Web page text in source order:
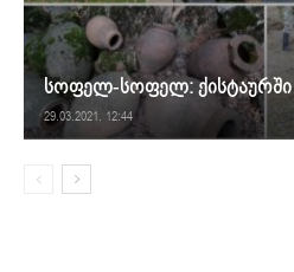
სოფელ-სოფელ: ქისტაურში
29.03.2021. 12:44